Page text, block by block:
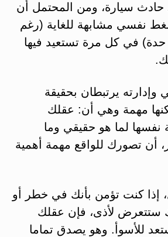
حادث سيارة، ومن المحتمل أن
نفسي مشابهة للغاية (رغم
حدة) في كل مرة تستعيد فيها
يرتبطان بحقيقة
مهمة وهي أن: عقلك
نفسها لما هو حقيقي وما
أن تصورك للواقع مهمة أهمية
إذا كنت تؤمن بأنك في خطر أو
ستتعرض لأذى، فإن عقلك
للأسوأ. وهو يصدق تماما